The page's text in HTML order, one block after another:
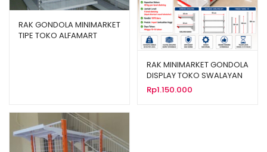
RAK GONDOLA MINIMARKET
TIPE TOKO ALFAMART
RAK MINIMARKET GONDOLA
DISPLAY TOKO SWALAYAN
TIPE RR-150
Rp1.150.000